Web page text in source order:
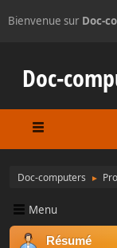
Bienvenue sur Doc-
Doc-
Doc-computers ►
Menu
Résumé